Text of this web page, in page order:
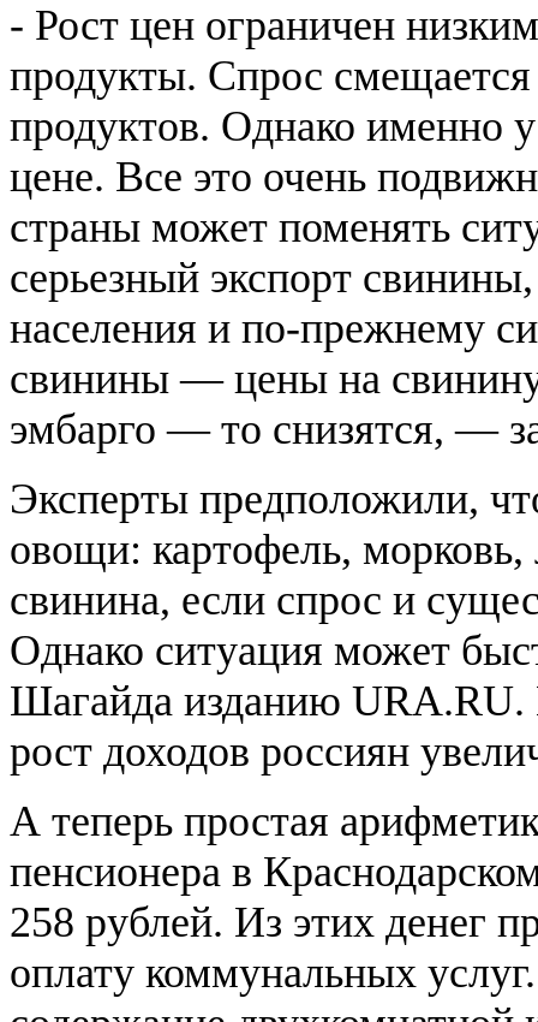
- Рост цен ограничен
продукты. Спрос
продуктов. Однако именно
цене. Все это очень
страны может поменять
серьезный экспорт
населения и по-прежнему
свинины — цены на
эмбарго — то снизятся, —
Эксперты предположили,
овощи: картофель,
свинина, если спрос и
Однако ситуация может
Шагайда изданию URA.RU.
рост доходов россиян
А теперь простая
пенсионера в
258 рублей. Из этих денег
оплату коммунальных